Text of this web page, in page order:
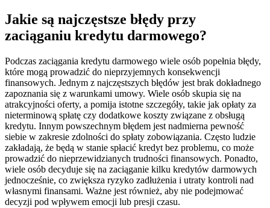
Jakie są najczęstsze błędy przy
zaciąganiu kredytu darmowego?
Podczas zaciągania kredytu darmowego wiele osób popełnia błędy,
które mogą prowadzić do nieprzyjemnych konsekwencji
finansowych. Jednym z najczęstszych błędów jest brak dokładnego
zapoznania się z warunkami umowy. Wiele osób skupia się na
atrakcyjności oferty, a pomija istotne szczegóły, takie jak opłaty za
nieterminową spłatę czy dodatkowe koszty związane z obsługą
kredytu. Innym powszechnym błędem jest nadmierna pewność
siebie w zakresie zdolności do spłaty zobowiązania. Często ludzie
zakładają, że będą w stanie spłacić kredyt bez problemu, co może
prowadzić do nieprzewidzianych trudności finansowych. Ponadto,
wiele osób decyduje się na zaciąganie kilku kredytów darmowych
jednocześnie, co zwiększa ryzyko zadłużenia i utraty kontroli nad
własnymi finansami. Ważne jest również, aby nie podejmować
decyzji pod wpływem emocji lub presji czasu.